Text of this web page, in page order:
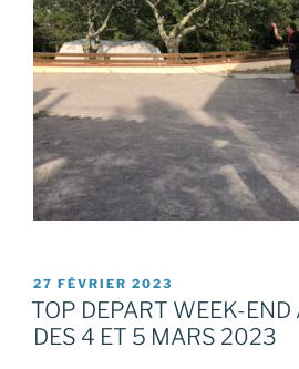
PUBLIÉ
LE
27 FÉVRIER 2023
TOP DEPART WEEK-END
DES 4 ET 5 MARS 2023